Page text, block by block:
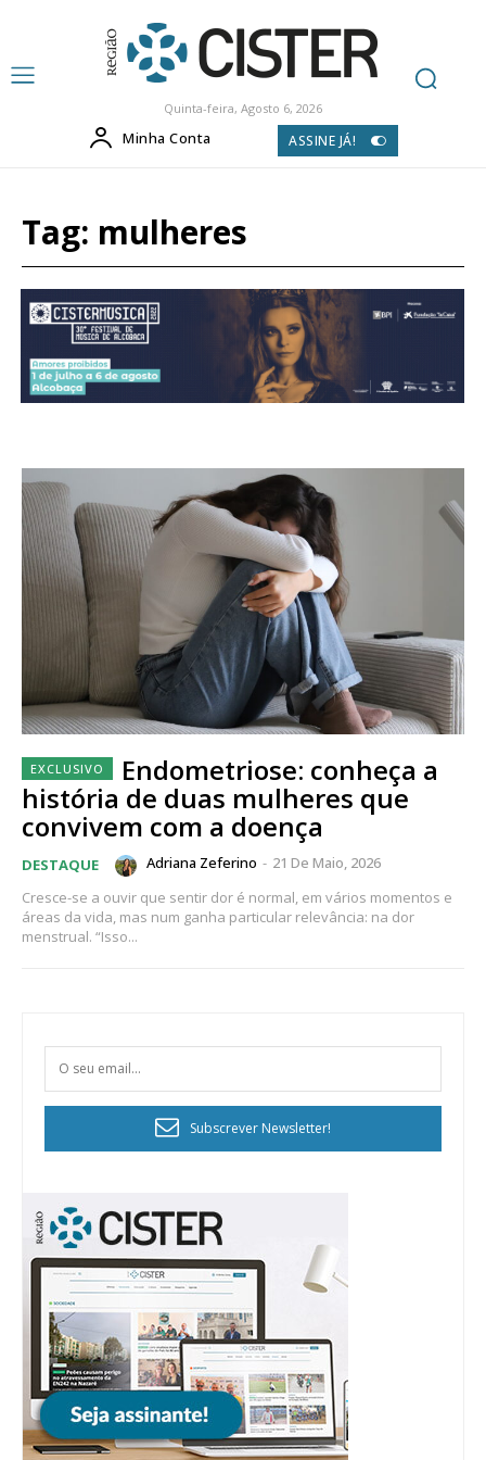
Quinta-feira, Agosto 6, 2026
Minha Conta ASSINE JÁ!
Tag: mulheres
Endometriose: conheça a
história de duas mulheres que
convivem com a doença
DESTAQUE Adriana Zeferino - 21 De Maio, 2026
Cresce-se a ouvir que sentir dor é normal, em vários momentos e
áreas da vida, mas num ganha particular relevância: na dor
menstrual. “Isso...
Subscrever Newsletter!